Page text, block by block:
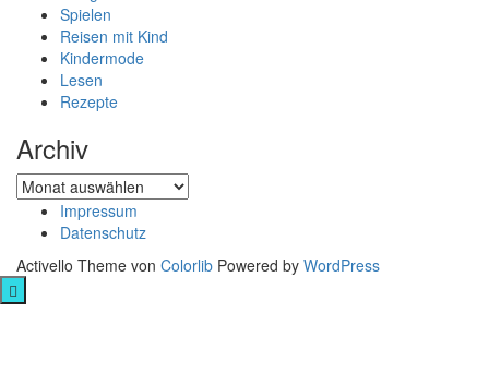
Spielen
Reisen mit Kind
Kindermode
Lesen
Rezepte
Archiv
Archiv
Impressum
Datenschutz
Activello Theme von Colorlib Powered by WordPress